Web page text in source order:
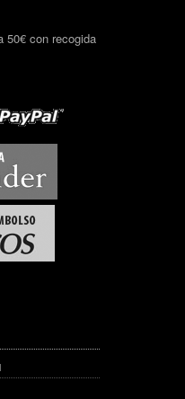
50€ con recogida